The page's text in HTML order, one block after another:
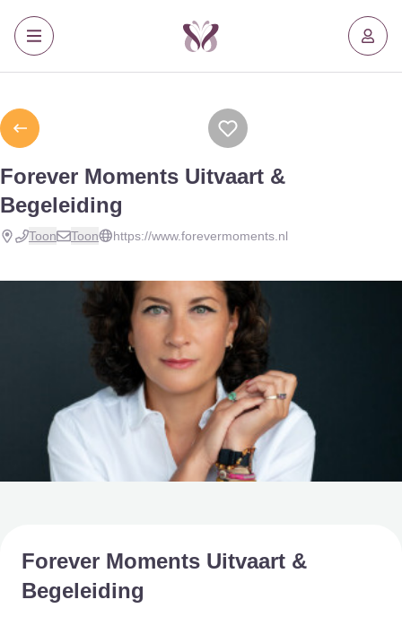
Forever Moments Uitvaart &
Begeleiding
Toon Toon https://www.forevermoments.nl
Forever Moments Uitvaart &
Begeleiding